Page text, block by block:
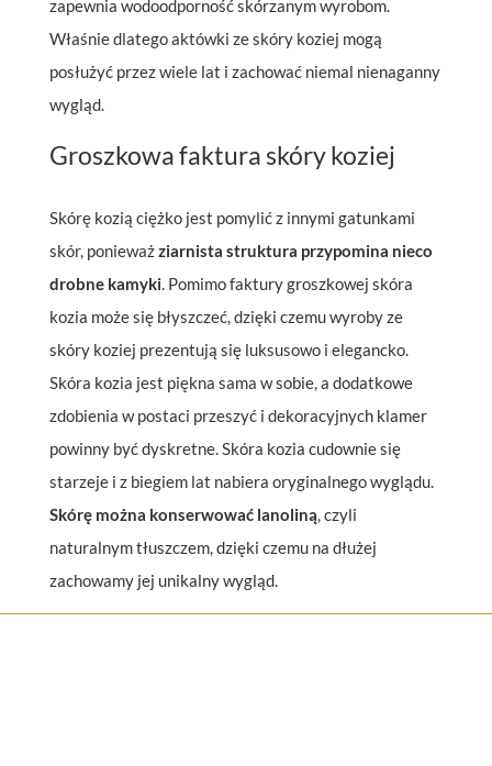
zapewnia wodoodporność skórzanym wyrobom.
Właśnie dlatego aktówki ze skóry koziej mogą
posłużyć przez wiele lat i zachować niemal nienaganny
wygląd.
Groszkowa faktura skóry koziej
Skórę kozią ciężko jest pomylić z innymi gatunkami
skór, ponieważziarnista struktura przypomina nieco
drobne kamyki . Pomimo faktury groszkowej skóra
kozia może się błyszczeć, dzięki czemu wyroby ze
skóry koziej prezentują się luksusowo i elegancko.
Skóra kozia jest piękna sama w sobie, a dodatkowe
zdobienia w postaci przeszyć i dekoracyjnych klamer
powinny być dyskretne. Skóra kozia cudownie się
starzeje i z biegiem lat nabiera oryginalnego wyglądu.
Skórę można konserwować lanoliną , czyli
naturalnym tłuszczem, dzięki czemu na dłużej
zachowamy jej unikalny wygląd.